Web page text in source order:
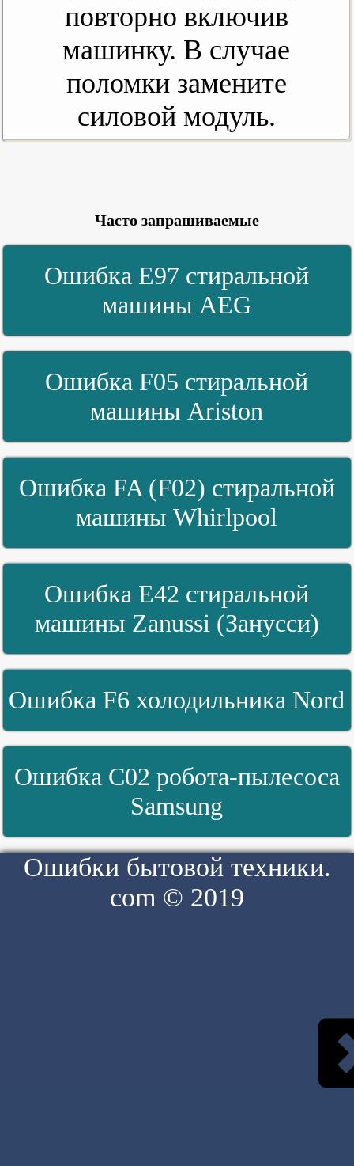
повторно включив
машинку. В случае
поломки замените
силовой модуль.
Часто запрашиваемые
Ошибка E97 стиральной
машины AEG
Ошибка F05 стиральной
машины Ariston
Ошибка FA (F02) стиральной
машины Whirlpool
Ошибка E42 стиральной
машины Zanussi (Занусси)
Ошибка F6 холодильника Nord
Ошибка C02 робота-пылесоса
Samsung
Ошибки бытовой техники.
com © 2019